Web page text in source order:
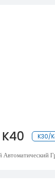
K40 K30/
Автоматический